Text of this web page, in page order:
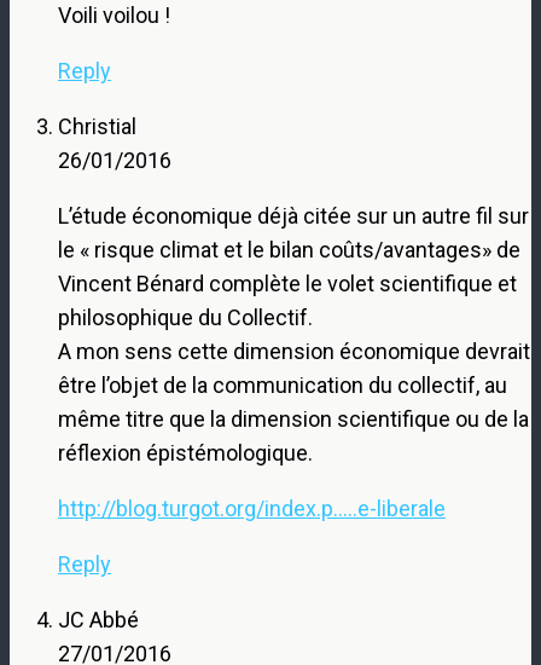
Voili voilou !
Reply
Christial
26/01/2016
L’étude économique déjà citée sur un autre fil sur
le « risque climat et le bilan coûts/avantages» de
Vincent Bénard complète le volet scientifique et
philosophique du Collectif.
A mon sens cette dimension économique devrait
être l’objet de la communication du collectif, au
même titre que la dimension scientifique ou de la
réflexion épistémologique.
http://blog.turgot.org/index.p.....e-liberale
Reply
JC Abbé
27/01/2016